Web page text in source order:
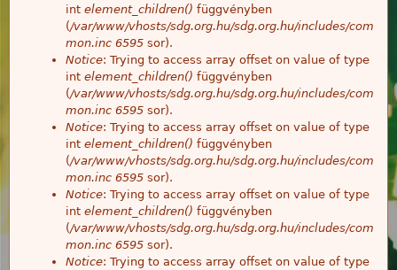
int element_children() függvényben
(/var/www/vhosts/sdg.org.hu/sdg.org.hu/includes/com
mon.inc 6595 sor).
Notice: Trying to access array offset on value of type
int element_children() függvényben
(/var/www/vhosts/sdg.org.hu/sdg.org.hu/includes/com
mon.inc 6595 sor).
Notice: Trying to access array offset on value of type
int element_children() függvényben
(/var/www/vhosts/sdg.org.hu/sdg.org.hu/includes/com
mon.inc 6595 sor).
Notice: Trying to access array offset on value of type
int element_children() függvényben
(/var/www/vhosts/sdg.org.hu/sdg.org.hu/includes/com
mon.inc 6595 sor).
Notice: Trying to access array offset on value of type